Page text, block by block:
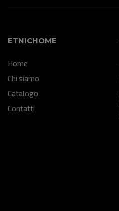
ETNICHOME
Home
Chi siamo
Catalogo
Contatti